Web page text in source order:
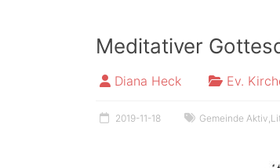
Meditativer
Diana Heck Ev.
2019-11-18 Gemeinde Aktiv